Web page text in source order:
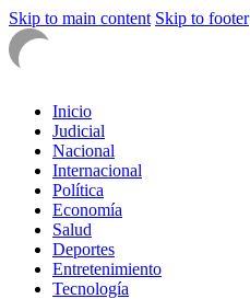
Skip to main content Skip to footer
Inicio
Judicial
Nacional
Internacional
Política
Economía
Salud
Deportes
Entretenimiento
Tecnología